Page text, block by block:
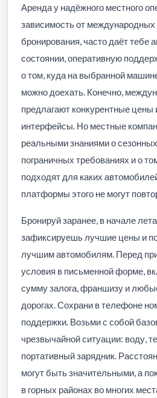
Аренда у надёжного местного
зависимость от
бронирования, часто даёт тебе
состоянии, оперативную
о том, куда на выбранной
можно доехать. Конечно,
предлагают конкурентные
интерфейсы. Но местные
реальными знаниями о
пограничных требованиях и о
подходят для каких
платформы этого не могут
Бронируй заранее, в начале
зафиксируешь лучшие цены и
лучшим автомобилям. Перед
условия в письменной форме,
сумму залога, франшизу и
дорогах. Сохрани в телефоне
поддержки. Возьми с собой
чрезвычайной ситуации: воду,
портативный зарядник.
могут быть значительными, а
в горных районах во многих